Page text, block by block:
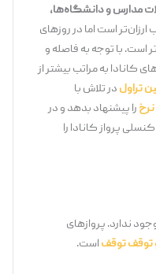
و دانشگاه‌ها،
است اما در روزهای
توجه به فاصله و
به مراتب بیشتر از
در تلاش با
بدهد و در
کانادا را
پروازهای
توقفاست.